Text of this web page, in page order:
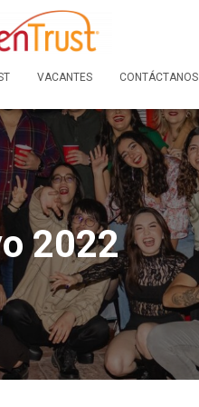
VACANTES CONTÁCTANOS
2022